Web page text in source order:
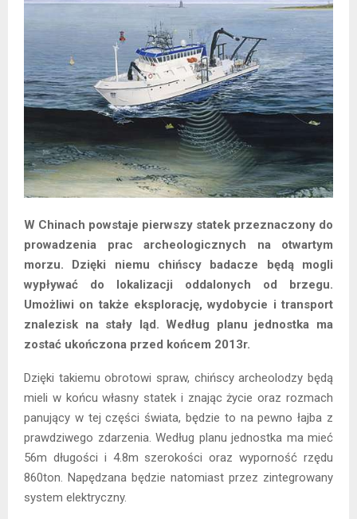
W Chinach powstaje pierwszy statek przeznaczony do
prowadzenia prac archeologicznych na otwartym
morzu. Dzięki niemu chińscy badacze będą mogli
wypływać do lokalizacji oddalonych od brzegu.
Umożliwi on także eksplorację, wydobycie i transport
znalezisk na stały ląd. Według planu jednostka ma
zostać ukończona przed końcem 2013r.
Dzięki takiemu obrotowi spraw, chińscy archeolodzy będą
mieli w końcu własny statek i znając życie oraz rozmach
panujący w tej części świata, będzie to na pewno łajba z
prawdziwego zdarzenia. Według planu jednostka ma mieć
56m długości i 4.8m szerokości oraz wyporność rzędu
860ton. Napędzana będzie natomiast przez zintegrowany
system elektryczny.